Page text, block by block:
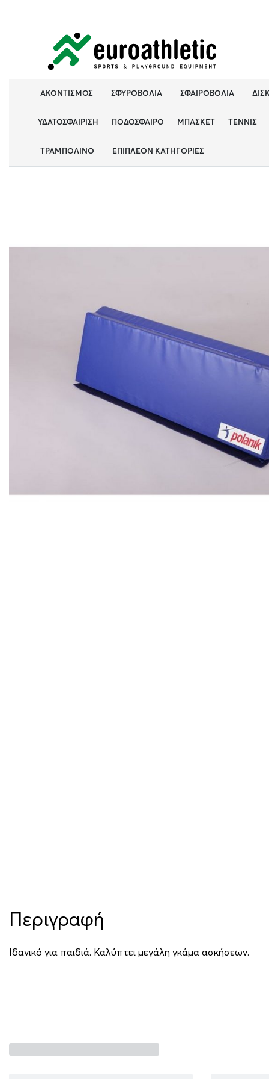
ΑΚΟΝΤΙΣΜΌΣ ΣΦΥΡΟΒΟΛΊΑ ΣΦΑΙΡΟΒΟΛΊΑ
ΥΔΑΤΟΣΦΑΊΡΙΣΗ ΠΟΔΌΣΦΑΙΡΟ ΜΠΆΣΚΕΤ ΤΈΝΝΙΣ
ΤΡΑΜΠΟΛΊΝΟ ΕΠΙΠΛΈΟΝ ΚΑΤΗΓΟΡΊΕΣ
Περιγραφή
Ιδανικό για παιδιά. Καλύπτει μεγάλη γκάμα ασκήσεων.